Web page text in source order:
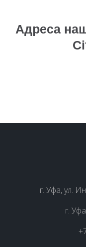
Адреса
г. Уфа, ул.
г.